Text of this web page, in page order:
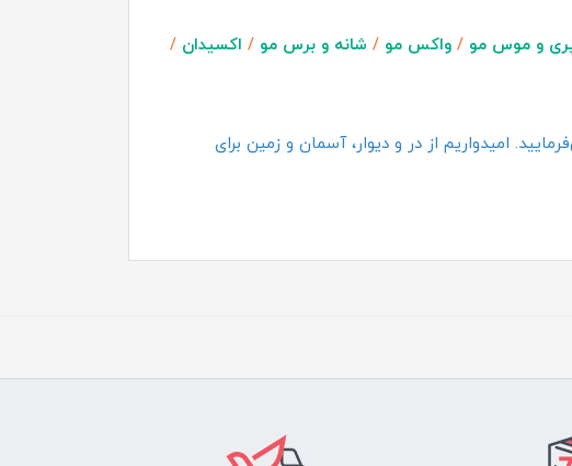
و موس مو / واکس مو / شانه و برس مو / اکسیدان /
امیدواریم از در و دیوار، آسمان و زمین برای